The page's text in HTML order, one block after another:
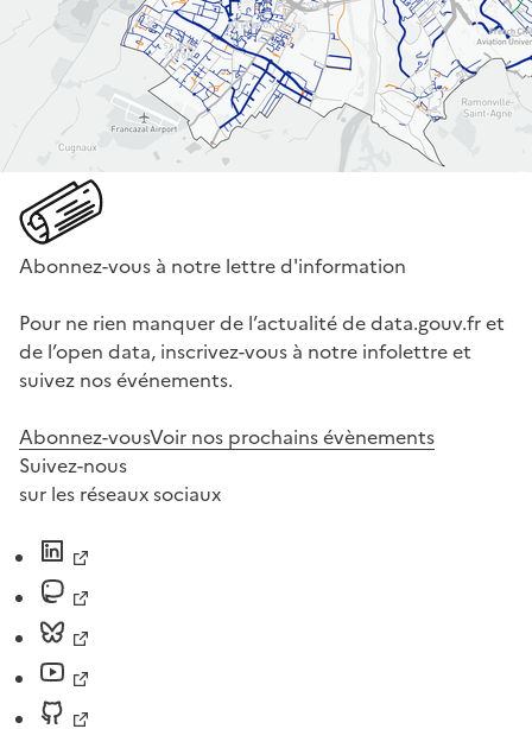
Abonnez-vous à notre lettre d'information
Pour ne rien manquer de l’actualité de data.gouv.fr et
de l’open data, inscrivez-vous à notre infolettre et
suivez nos événements.
Abonnez-vousVoir nos prochains évènements
Suivez-nous
sur les réseaux sociaux